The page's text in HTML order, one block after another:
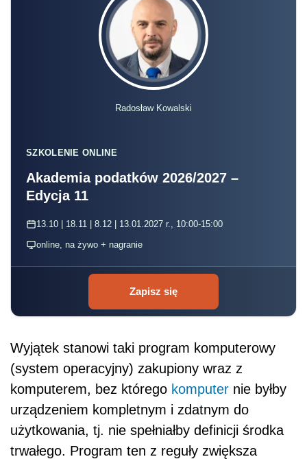
Radosław Kowalski
SZKOLENIE ONLINE
Akademia podatków 2026/2027 –
Edycja 11
13.10 | 18.11 | 8.12 | 13.01.2027 r., 10:00-15:00
online, na żywo + nagranie
Zapisz się
Wyjątek stanowi taki program komputerowy
(system operacyjny) zakupiony wraz z
komputerem, bez którego komputer nie byłby
urządzeniem kompletnym i zdatnym do
użytkowania, tj. nie spełniałby definicji środka
trwałego. Program ten z reguły zwiększa